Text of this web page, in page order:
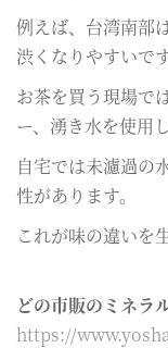
例えば、台湾南部
渋くなりやすいです
お茶を買う現場で
ー、湧き水を使用
自宅では未濾過の
性があります。
これが味の違いを
どの市販のミネラ
https://